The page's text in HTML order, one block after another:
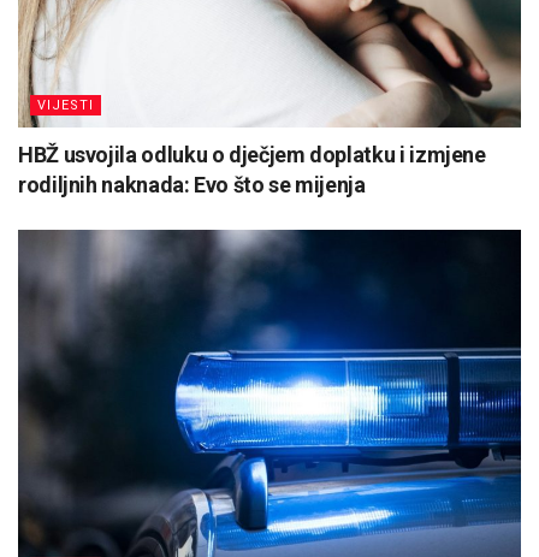
VIJESTI
HBŽ usvojila odluku o dječjem doplatku i izmjene
rodiljnih naknada: Evo što se mijenja